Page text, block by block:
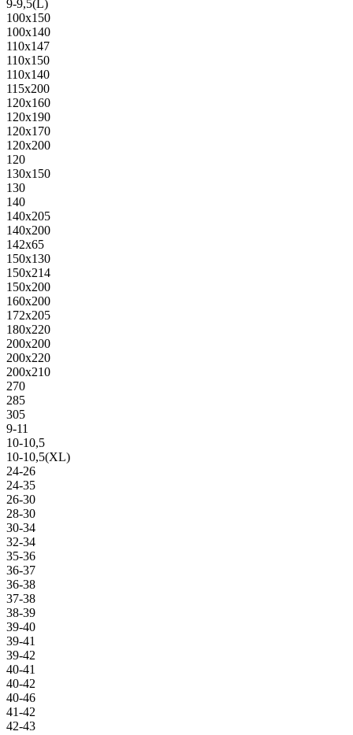
9-9,5(L)
100х150
100х140
110х147
110х150
110х140
115х200
120х160
120х190
120х170
120х200
120
130х150
130
140
140х205
140х200
142х65
150х130
150х214
150х200
160х200
172х205
180х220
200х200
200х220
200х210
270
285
305
9-11
10-10,5
10-10,5(XL)
24-26
24-35
26-30
28-30
30-34
32-34
35-36
36-37
36-38
37-38
38-39
39-40
39-41
39-42
40-41
40-42
40-46
41-42
42-43